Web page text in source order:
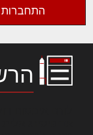
התחברות